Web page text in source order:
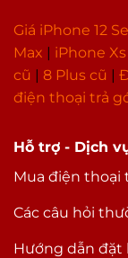
Hỗ trợ - Dịch
Mua điện thoại
Các câu hỏi
Hướng dẫn đặt
Giá iPhone 12
Max
iPhone
cũ
8 Plus cũ
điện thoại trả